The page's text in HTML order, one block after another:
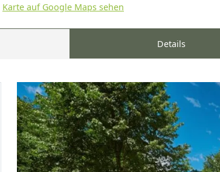
Karte auf Google Maps sehen
Details